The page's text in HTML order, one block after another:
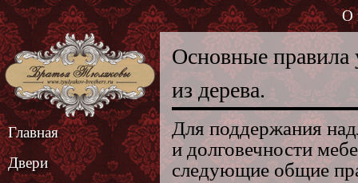
Главная
Двери
О
Основные правила
из дерева.
Для поддержания
и долговечности
следующие общие